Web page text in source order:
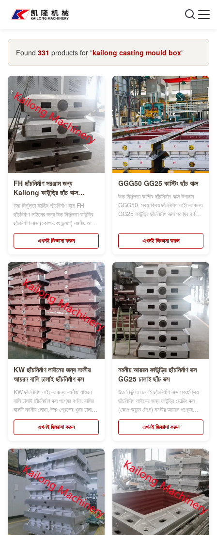
Found 331 products for "kailong casting mould box"
FH ছাঁচনির্মাণ সরঞ্জাম জন্য
Kailong ফাউন্ড্রি ছাঁচ বাক্স
GGG60
উচ্চ নির্ভুলতা কাস্টিং ছাঁচনির্মাণ বাক্স FH
ছাঁচনির্মাণ লাইনের জন্য উচ্চ নির্ভুলতা ফাউন্ড্রি
ছাঁচনির্মাণ বাক্স (কোপ এবং ড্র্যাগ) নমনীয় আয়রন
GGG60 পণ্যের বর্ণনা: ছাঁচনির্মাণ বাক্সের নাম
ছাঁচনির্মাণ ফ্লাস্ক, ছাঁচ ফ্লাস্ক, বালি ফ্লাস্ক,
বালির বাক্স, ফ্লাস্ক সমাবেশ স্লাইড পাথ,
এখনই জিজ্ঞাসা করুন
GGG50 GG25 কাস্টিং ছাঁচ বাক্স
উচ্চ নির্ভুলতা কাস্টিং ছাঁচনির্মাণ বাক্স উপাদান
GGG50, স্বয়ংক্রিয় ছাঁচনির্মাণ লাইনের জন্য
GG25 ফাউন্ড্রি ছাঁচনির্মাণ বাক্স পণ্যের বর্ণনা:
বা ডেমি-স্বয়ংক্রিয় ingালাই লাইন ব্যবহার
করে ফাউন্ড্রির জন...
এখনই জিজ্ঞাসা করুন
KW ছাঁচনির্মাণ লাইনের জন্য নমনীয়
আয়রন বালি ঢালাই ছাঁচনির্মাণ বক্স
KW ছাঁচনির্মাণ লাইনের জন্য নমনীয় আয়রন
বালি ঢালাই ছাঁচনির্মাণ বক্স পণ্যের বর্ণনা: বালির
বাক্সটি নমনীয় লোহা, উচ্চ-গ্রেডের ধূসর ঢালাই
লোহা বা ঢালাইকৃত ইস্পাত প্লেট দিয়ে তৈরি যা
ভাল দৃঢ়তা এবং উচ্চ চাপের শক প্রতিরোধের
বৈশিষ্ট্যযুক্ত।আমরা গ্রাহকদের প্রয়োজনীয়তা
এখনই জিজ্ঞাসা করুন
নমনীয় আয়রন ফাউন্ড্রি ছাঁচনির্মাণ বক্স
GG25 ঢালাই ছাঁচ বক্স
উচ্চ নির্ভুলতা ঢালাই ছাঁচনির্মাণ বাক্স স্বয়ংক্রিয়
ছাঁচনির্মাণ লাইনের জন্য ফাউন্ড্রি মোল্ডিং বক্স
(কোপ অ্যান্ড টেনে) নমনীয় আয়রন পণ্যের
বর্ণনা: ছাঁচনির্মাণ বাক্সের নামকরণ করা হয়েছে
মোল্ডিং ফ্লাস্ক, মোল্ড ফ্লাস্ক, স্যান্ড ফ্লাস্ক,
বালির বাক্স, যা স্বয়ংক্রিয় বা ডেমি-স্বয়ংক্রিয়
এখনই জিজ্ঞাসা করুন